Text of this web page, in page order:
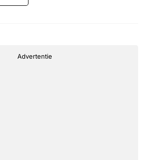
Advertentie